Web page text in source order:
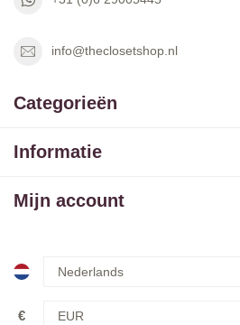
info@theclosetshop.nl
Categorieën
Informatie
Mijn account
€